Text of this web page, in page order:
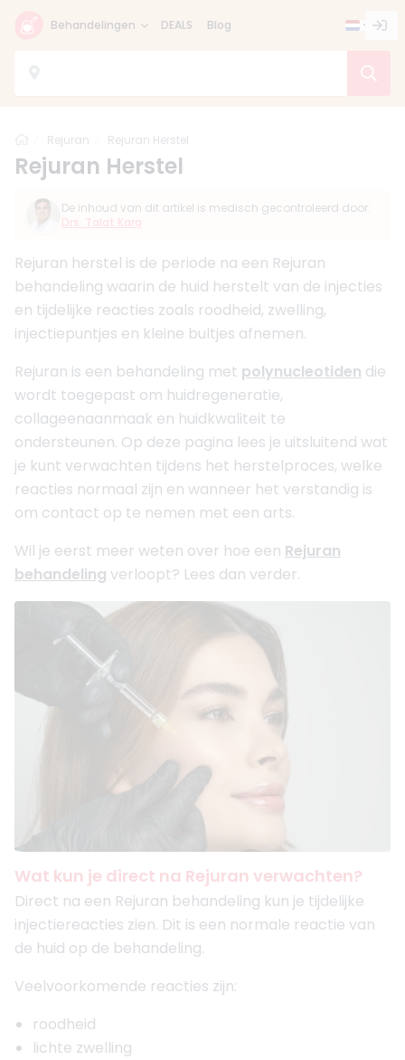
Behandelingen DEALS Blog
Home
Rejuran Rejuran Herstel
Rejuran Herstel
De inhoud van dit artikel is medisch gecontroleerd door:
Drs. Talat Kara
Rejuran herstel is de periode na een Rejuran
behandeling waarin de huid herstelt van de injecties
en tijdelijke reacties zoals roodheid, zwelling,
injectiepuntjes en kleine bultjes afnemen.
Rejuran is een behandeling met polynucleotiden die
wordt toegepast om huidregeneratie,
collageenaanmaak en huidkwaliteit te
ondersteunen. Op deze pagina lees je uitsluitend wat
je kunt verwachten tijdens het herstelproces, welke
reacties normaal zijn en wanneer het verstandig is
om contact op te nemen met een arts.
Wil je eerst meer weten over hoe een Rejuran
behandeling verloopt? Lees dan verder.
Wat kun je direct na Rejuran verwachten?
Direct na een Rejuran behandeling kun je tijdelijke
injectiereacties zien. Dit is een normale reactie van
de huid op de behandeling.
Veelvoorkomende reacties zijn:
roodheid
lichte zwelling